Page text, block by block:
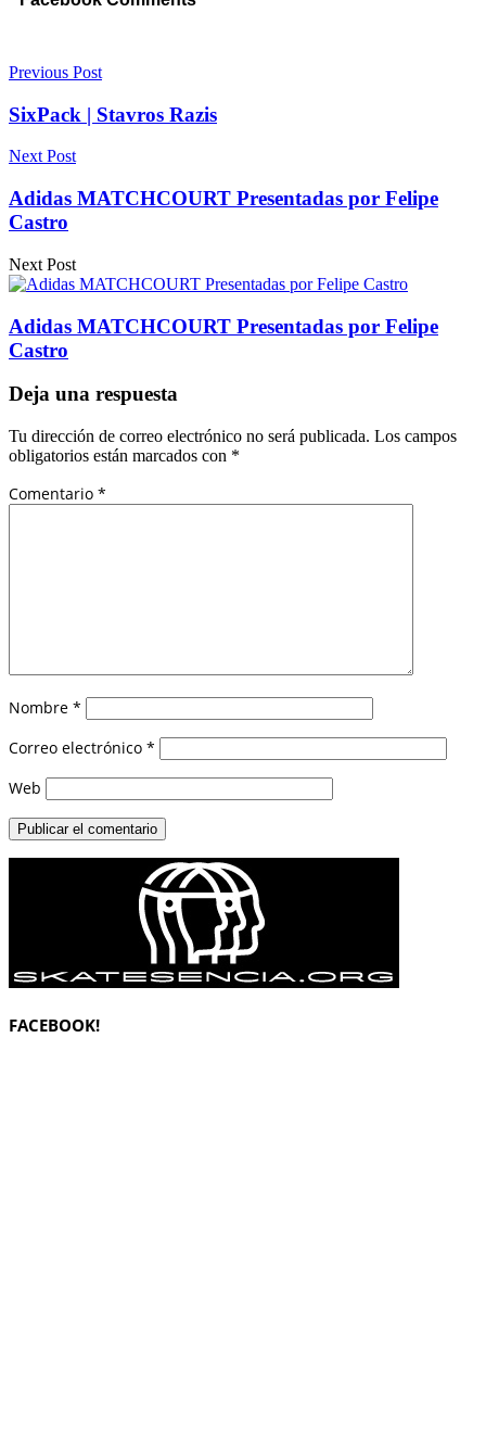
Previous Post
SixPack | Stavros Razis
Next Post
Adidas MATCHCOURT Presentadas por Felipe
Castro
Next Post
Adidas MATCHCOURT Presentadas por Felipe
Castro
Deja una respuesta
Tu dirección de correo electrónico no será publicada. Los campos
obligatorios están marcados con *
Comentario *
Nombre *
Correo electrónico *
Web
FACEBOOK!